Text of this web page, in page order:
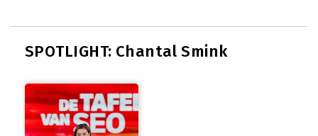
SPOTLIGHT: Chantal Smink